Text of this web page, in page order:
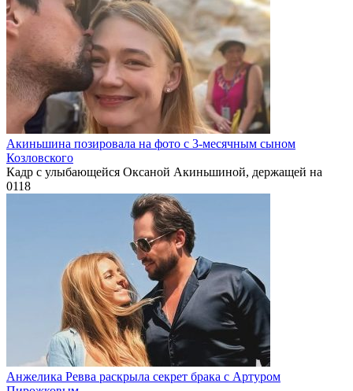
Акиньшина позировала на фото с 3-месячным сыном
Козловского
Кадр с улыбающейся Оксаной Акиньшиной, держащей на
0118
Анжелика Ревва раскрыла секрет брака с Артуром